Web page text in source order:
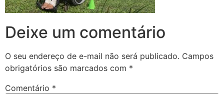
Deixe um comentário
O seu endereço de e-mail não será publicado. Campos
obrigatórios são marcados com *
Comentário *